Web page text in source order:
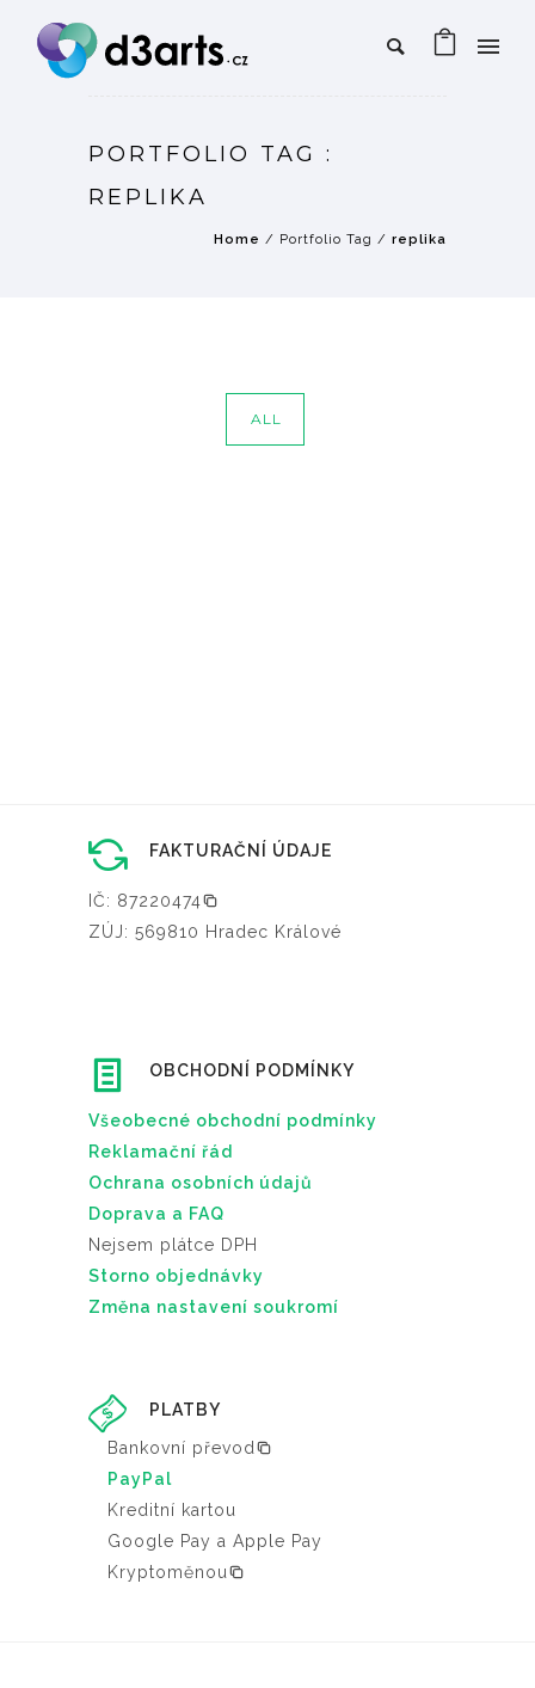
PORTFOLIO TAG :
REPLIKA
Home / Portfolio Tag / replika
ALL
FAKTURAČNÍ ÚDAJE
IČ: 87220474
ZÚJ: 569810 Hradec Králové
OBCHODNÍ PODMÍNKY
Všeobecné obchodní podmínky
Reklamační řád
Ochrana osobních údajů
Doprava a FAQ
Nejsem plátce DPH
Storno objednávky
Změna nastavení soukromí
PLATBY
Bankovní převod
PayPal
Kreditní kartou
Google Pay a Apple Pay
Kryptoměnou